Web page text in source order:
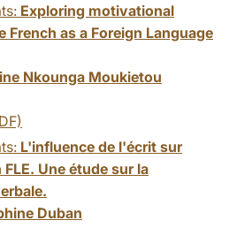
Exploring motivational
French as a Foreign Language
Nkounga Moukietou
L'influence de l'écrit sur
Une étude sur la
Duban